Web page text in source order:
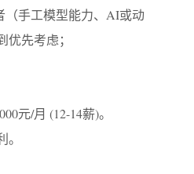
（手工模型能力、AI或动
先考虑；
元/月 (12-14薪)。